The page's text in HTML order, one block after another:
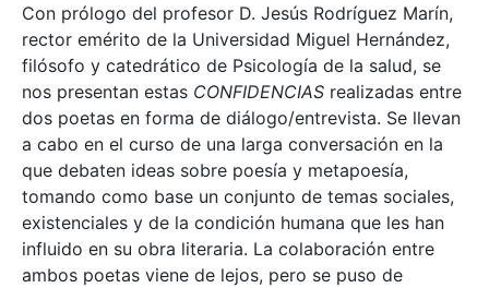
Con prólogo del profesor D. Jesús Rodríguez Marín,
rector emérito de la Universidad Miguel Hernández,
filósofo y catedrático de Psicología de la salud, se
nos presentan estas CONFIDENCIAS realizadas entre
dos poetas en forma de diálogo/entrevista. Se llevan
a cabo en el curso de una larga conversación en la
que debaten ideas sobre poesía y metapoesía,
tomando como base un conjunto de temas sociales,
existenciales y de la condición humana que les han
influido en su obra literaria. La colaboración entre
ambos poetas viene de lejos, pero se puso de